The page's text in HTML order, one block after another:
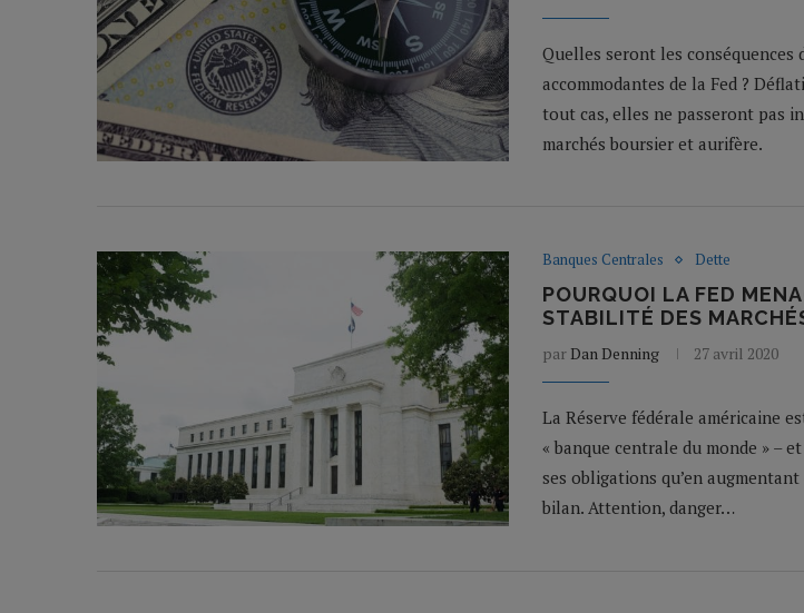
Quelles seront les
accommodantes de la Fed ?
tout cas, elles ne passeront pas
marchés boursier et aurifère.
Banques Centrales Dette
POURQUOI LA FED
STABILITÉ DES
parDan Denning 27 avril 2020
La Réserve fédérale américaine
« banque centrale du monde » –
ses obligations qu’en
bilan. Attention, danger…